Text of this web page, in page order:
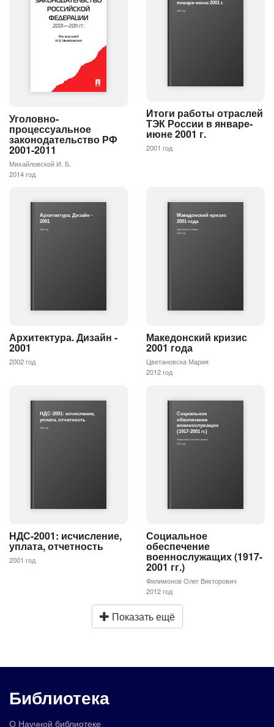
Уголовно-
процессуальное
законодательство РФ
2001-2011
Михайловской И. Б.
2014 год
январе-июне 2001 г.
2001 год
Итоги работы отраслей
ТЭК России в январе-
июне 2001 г.
2001 год
Архитектура. Дизайн -
2001
2002 год
Архитектура. Дизайн -
2001
2002 год
Македонский кризис
2001 года
Цветановска Мария
2012 год
Македонский кризис
2001 года
Цветановска Мария
2012 год
НДС-2001: исчисление,
уплата, отчетность
2001 год
НДС-2001: исчисление,
уплата, отчетность
2001 год
Социальное
обеспечение
военнослужащих
(1917-2001 гг.)
Филимонов Олег Викторович
2012 год
Социальное
обеспечение
военнослужащих (1917-
2001 гг.)
Филимонов Олег Викторович
2012 год
Показать ещё
Библиотека
О Научной библиотеке